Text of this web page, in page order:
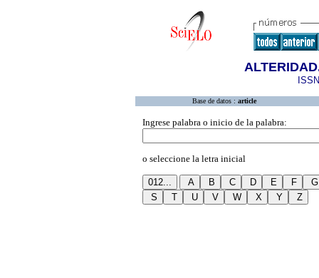
Base de datos : article
Ingrese palabra o inicio de la palabra:
o seleccione la letra inicial